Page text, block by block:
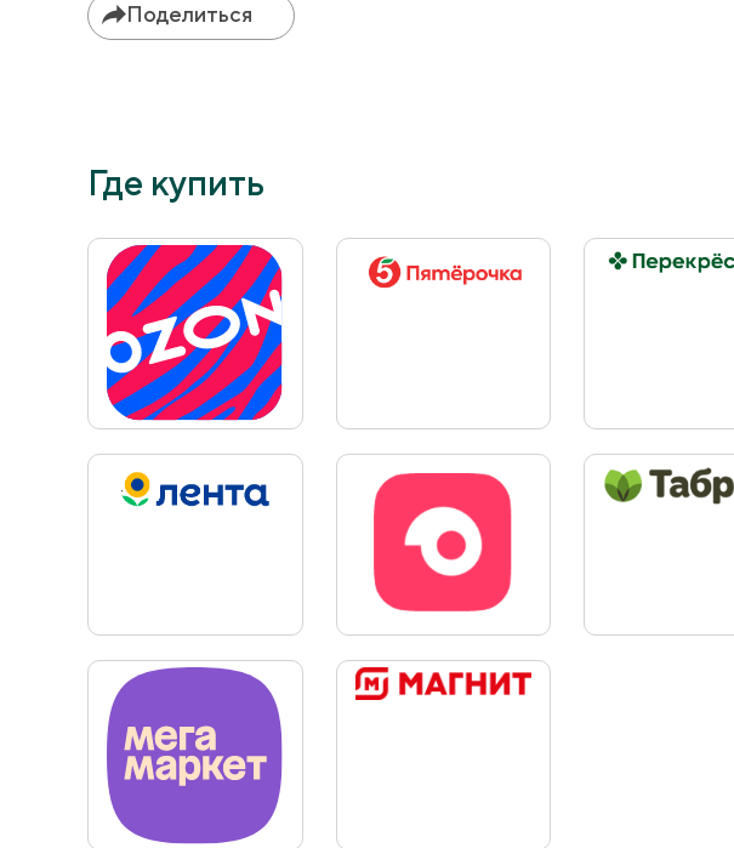
Поделиться
Где купить